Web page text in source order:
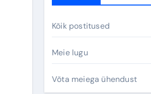
Kõik postitused
Meie lugu
Võta meiega ühendust